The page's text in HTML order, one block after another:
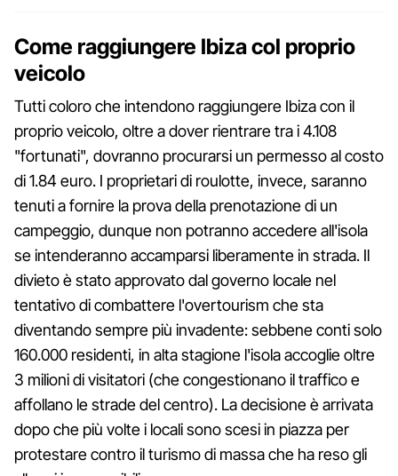
Come raggiungere Ibiza col proprio
veicolo
Tutti coloro che intendono raggiungere Ibiza con il
proprio veicolo, oltre a dover rientrare tra i 4.108
"fortunati", dovranno procurarsi un permesso al costo
di 1.84 euro. I proprietari di roulotte, invece, saranno
tenuti a fornire la prova della prenotazione di un
campeggio, dunque non potranno accedere all'isola
se intenderanno accamparsi liberamente in strada. Il
divieto è stato approvato dal governo locale nel
tentativo di combattere l'overtourism che sta
diventando sempre più invadente: sebbene conti solo
160.000 residenti, in alta stagione l'isola accoglie oltre
3 milioni di visitatori (che congestionano il traffico e
affollano le strade del centro). La decisione è arrivata
dopo che più volte i locali sono scesi in piazza per
protestare contro il turismo di massa che ha reso gli